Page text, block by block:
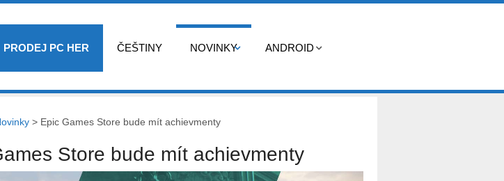
PRODEJ PC HER ČEŠTINY NOVINKY ANDROID
> Epic Games Store bude mít achievmenty
Store bude mít achievmenty